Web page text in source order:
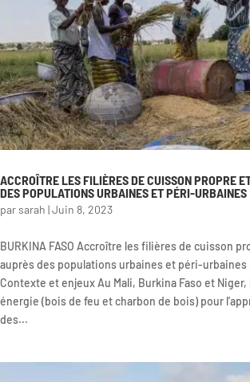
ACCROÎTRE LES FILIÈRES DE CUISSON PROPRE
DES POPULATIONS URBAINES ET PÉRI-URBAINES
par sarah |Juin 8, 2023
BURKINA FASO Accroître les filières de cuisson
auprès des populations urbaines et péri-urbaines
Contexte et enjeux Au Mali, Burkina Faso et
énergie (bois de feu et charbon de bois) pour
des...